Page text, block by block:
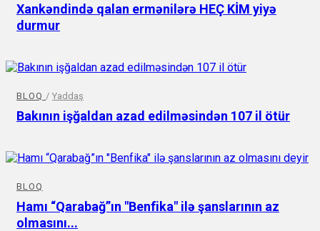
Xankəndində qalan ermənilərə HEÇ KİM yiyə
durmur
BLOQ / Yaddaş
Bakının işğaldan azad edilməsindən 107 il ötür
BLOQ
Hamı “Qarabağ”ın "Benfika" ilə şanslarının az
olmasını...